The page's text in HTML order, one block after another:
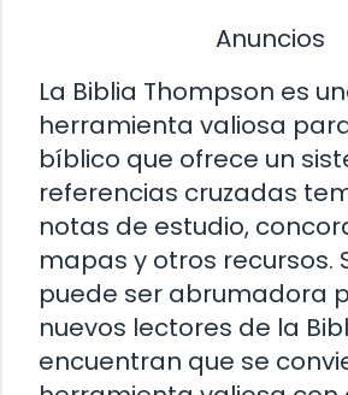
Anuncios
La Biblia Thompson es
herramienta valiosa
bíblico que ofrece un
referencias cruzadas
notas de estudio,
mapas y otros recursos.
puede ser abrumadora
nuevos lectores de la
encuentran que se